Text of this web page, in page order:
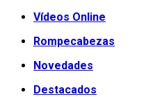
Vídeos Online
Rompecabezas
Novedades
Destacados